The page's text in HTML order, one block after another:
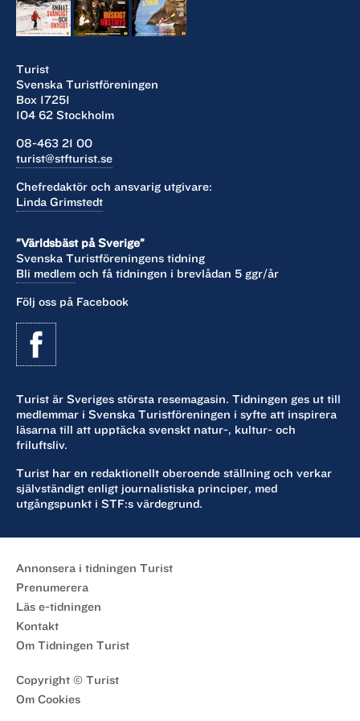
Musikaliskt ansvarig är Kristin Stenerhag och för
scenografi
WAITRESS
Premiär 15 september. östgötateatern i
Norrköping/
Linköping.
TEATER HALLAND GERCORA SANDEL
l Det är kallt och bakom gardinerna i fönstren kikar
grannarna
fram. Alberte passar inte in. Hon är hopplöst fel i
sin illasittande
klänning, frisyr som lämnar allt att önska och
gör allt för att
undkomma mammas missnöje och granskande
blick, men bär
hela tiden på en känsla av att inte höra hemma i
de trånga
men konstnärsdrömmarna
får absolut inte avslöjas. Hur ska hon någonsin
Turist
Svenska Turistföreningen
Box 17251
104 62 Stockholm
08-463 21 00
turist@stfturist.se
Chefredaktör och ansvarig utgivare:
Linda Grimstedt
”Världsbäst på Sverige”
Svenska Turistföreningens tidning
Bli medlem och få tidningen i brevlådan 5 ggr/år
Följ oss på Facebook
Turist är Sveriges största resemagasin. Tidningen ges ut till
medlemmar i Svenska Turistföreningen i syfte att inspirera
läsarna till att upptäcka svenskt natur-, kultur- och
friluftsliv.
Turist har en redaktionellt oberoende ställning och verkar
självständigt enligt journalistiska principer, med
utgångspunkt i STF:s värdegrund.
Annonsera i tidningen Turist
Prenumerera
Läs e-tidningen
Kontakt
Om Tidningen Turist
Copyright © Turist
Om Cookies